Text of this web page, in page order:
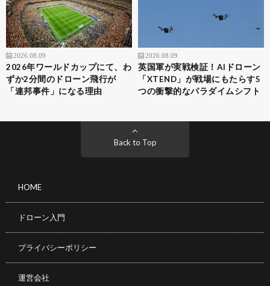
2026.08.09
2026年ワールドカップにて、わ
ずか2分間のドローン飛行が
「連邦事件」になる理由
2026.08.09
英国軍が実戦検証！AIドローン
「XTEND」が戦場にもたらす5
つの衝撃的なパラダイムシフト
Back to Top
HOME
ドローン入門
プライバシーポリシー
運営会社